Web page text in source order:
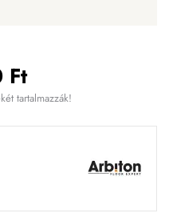
Ft
tartalmazzák!